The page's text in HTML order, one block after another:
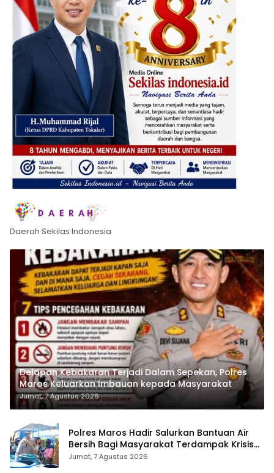
Daerah Sekilas Indonesia
Delapan Kebakaran Terjadi Dalam Sepekan, Polres
Maros Keluarkan Imbauan kepada Masyarakat
Jumat, 7 Agustus 2026
Polres Maros Hadir Salurkan Bantuan Air
Bersih Bagi Masyarakat Terdampak Krisis
Air Bersih Di Maros
Jumat, 7 Agustus 2026